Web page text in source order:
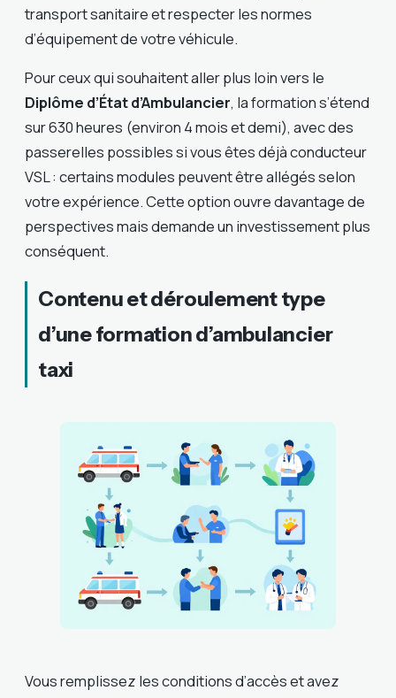
transport sanitaire et respecter les normes
d’équipement de votre véhicule.
Pour ceux qui souhaitent aller plus loin vers le
Diplôme d’État d’Ambulancier, la formation s’étend
sur 630 heures (environ 4 mois et demi), avec des
passerelles possibles si vous êtes déjà conducteur
VSL : certains modules peuvent être allégés selon
votre expérience. Cette option ouvre davantage de
perspectives mais demande un investissement plus
conséquent.
Contenu et déroulement type
d’une formation d’ambulancier
taxi
Vous remplissez les conditions d’accès et avez